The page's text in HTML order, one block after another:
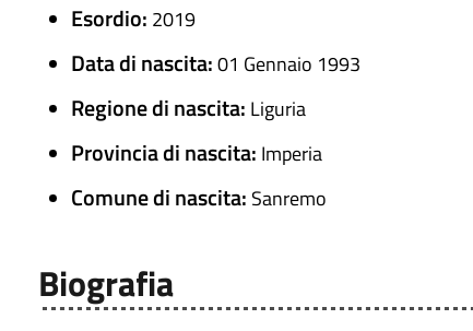
Esordio: 2019
Data di nascita:01 Gennaio 1993
Regione di nascita: Liguria
Provincia di nascita: Imperia
Comune di nascita: Sanremo
Biografia